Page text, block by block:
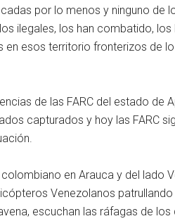
por lo menos y ninguno de
ilegales, los han combatido, los
en esos territorio fronterizos de
de las FARC del estado de
capturados y hoy las FARC
en Arauca y del lado
Venezolanos
escuchan las ráfagas de